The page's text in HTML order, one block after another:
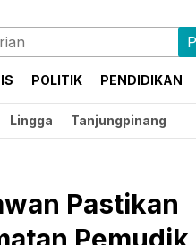
POLITIK PENDIDIKAN
Lingga Tanjungpinang
Pastikan